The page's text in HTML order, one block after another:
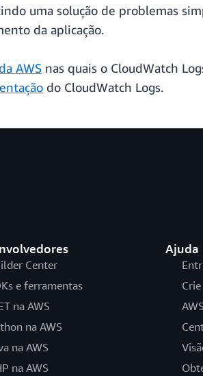
uma solução de problemas
da aplicação.
AWS nas quais o CloudWatch
do CloudWatch Logs.
Center
e ferramentas
na AWS
na AWS
na AWS
na AWS
Ajuda